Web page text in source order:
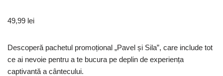
49,99 lei
Descoperă pachetul promoțional „Pavel și Sila”, care include tot
ce ai nevoie pentru a te bucura pe deplin de experiența
captivantă a cântecului.